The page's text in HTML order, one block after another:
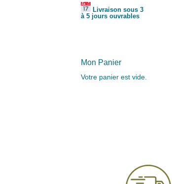
Livraison sous 3
à 5 jours ouvrables
Mon Panier
Votre panier est vide.